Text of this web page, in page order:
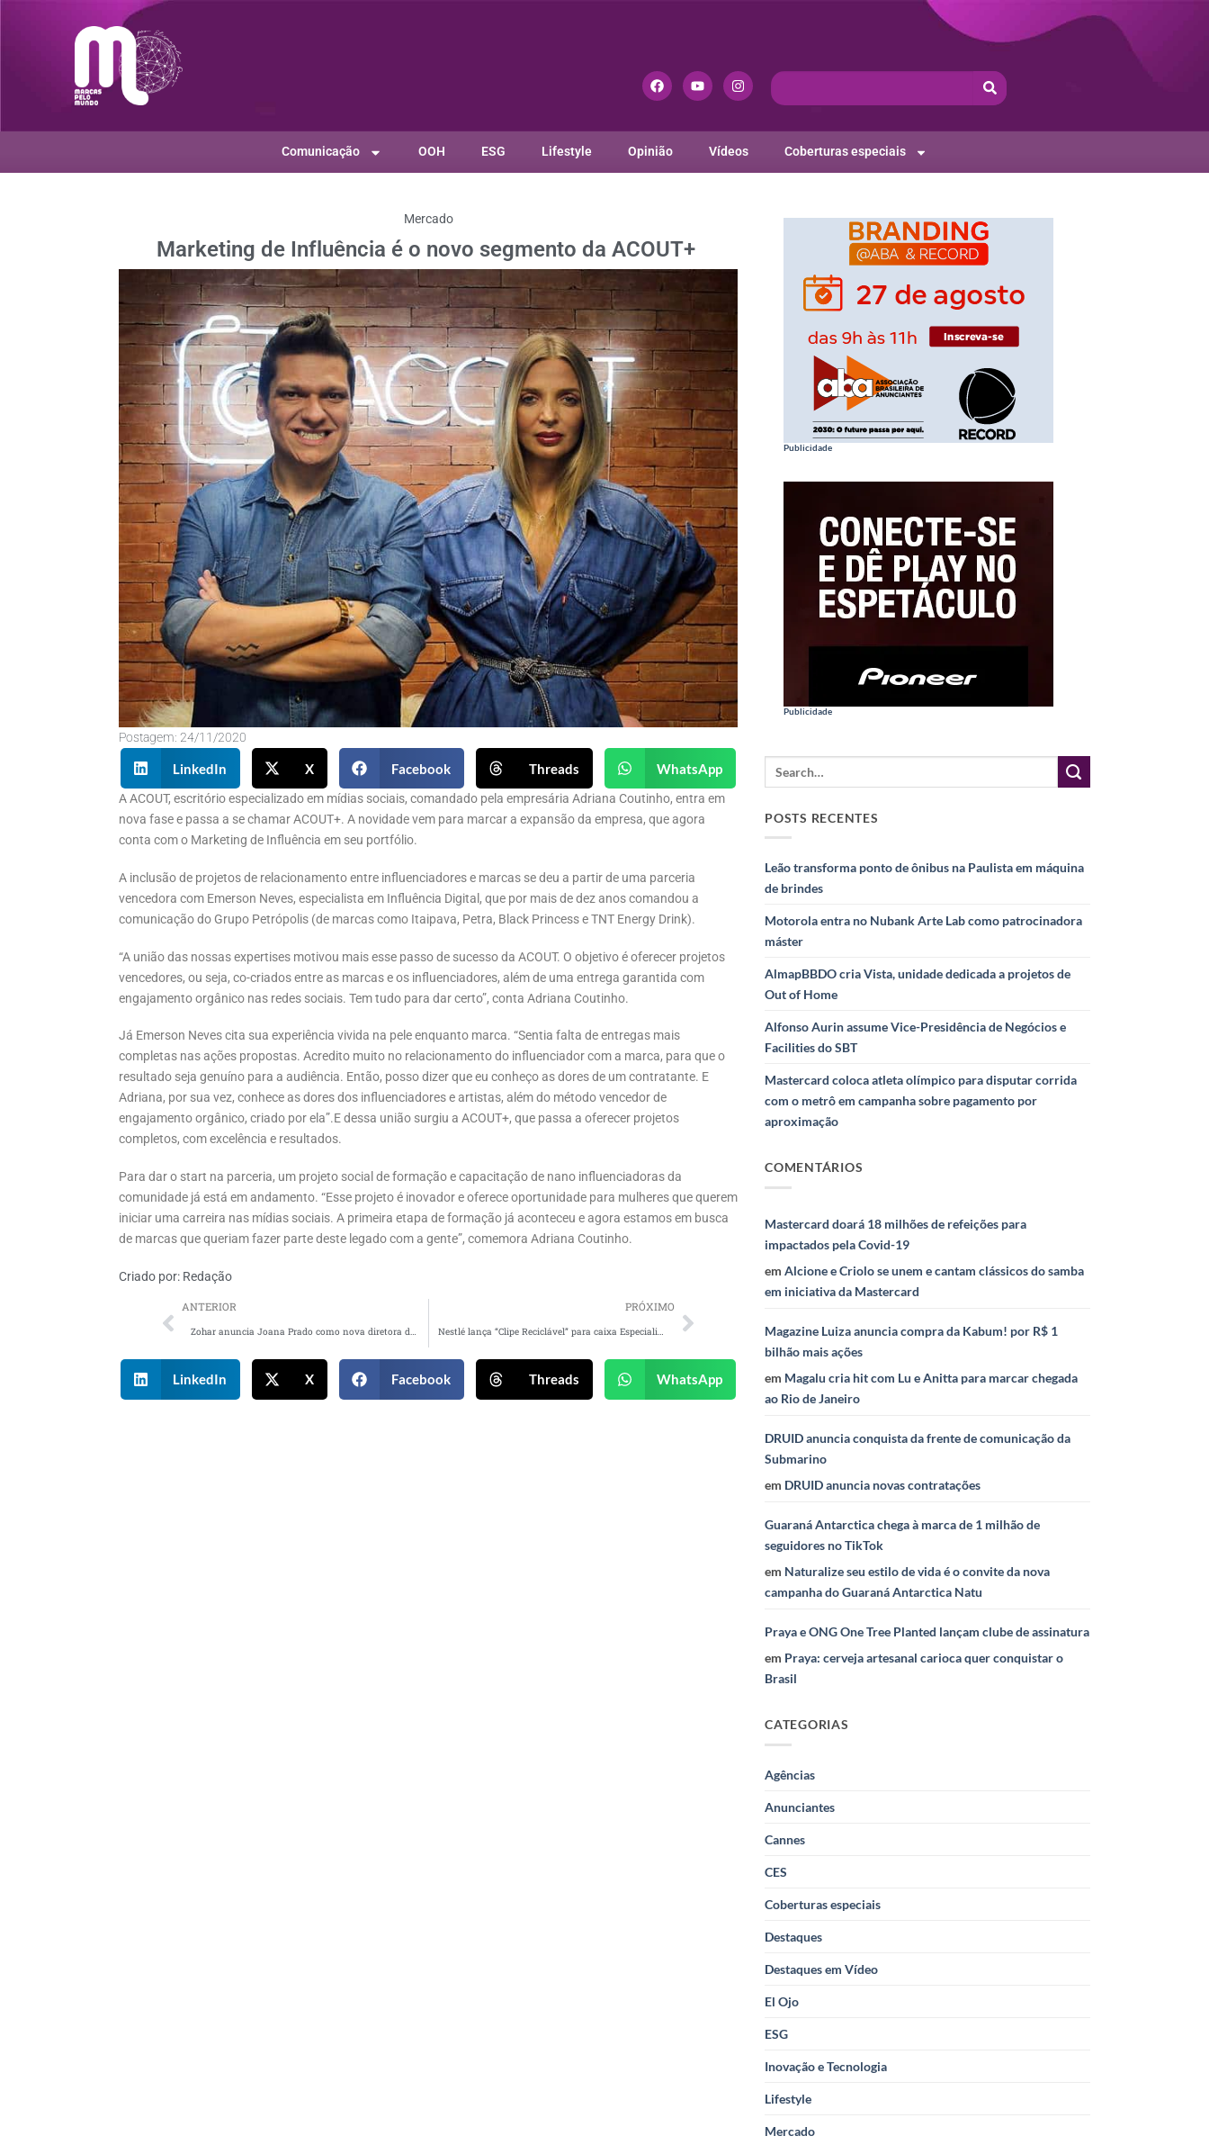
Comunicação OOH ESG Lifestyle Opinião Vídeos Coberturas especiais
Mercado
Marketing de Influência é o novo segmento da ACOUT+
Postagem: 24/11/2020
LinkedIn X Facebook Threads WhatsApp
A ACOUT, escritório especializado em mídias sociais, comandado pela empresária Adriana Coutinho, entra em
nova fase e passa a se chamar ACOUT+. A novidade vem para marcar a expansão da empresa, que agora
conta com o Marketing de Influência em seu portfólio.
A inclusão de projetos de relacionamento entre influenciadores e marcas se deu a partir de uma parceria
vencedora com Emerson Neves, especialista em Influência Digital, que por mais de dez anos comandou a
comunicação do Grupo Petrópolis (de marcas como Itaipava, Petra, Black Princess e TNT Energy Drink).
“A união das nossas expertises motivou mais esse passo de sucesso da ACOUT. O objetivo é oferecer projetos
vencedores, ou seja, co-criados entre as marcas e os influenciadores, além de uma entrega garantida com
engajamento orgânico nas redes sociais. Tem tudo para dar certo”, conta Adriana Coutinho.
Já Emerson Neves cita sua experiência vivida na pele enquanto marca. “Sentia falta de entregas mais
completas nas ações propostas. Acredito muito no relacionamento do influenciador com a marca, para que o
resultado seja genuíno para a audiência. Então, posso dizer que eu conheço as dores de um contratante. E
Adriana, por sua vez, conhece as dores dos influenciadores e artistas, além do método vencedor de
engajamento orgânico, criado por ela”.E dessa união surgiu a ACOUT+, que passa a oferecer projetos
completos, com excelência e resultados.
Para dar o start na parceria, um projeto social de formação e capacitação de nano influenciadoras da
comunidade já está em andamento. “Esse projeto é inovador e oferece oportunidade para mulheres que querem
iniciar uma carreira nas mídias sociais. A primeira etapa de formação já aconteceu e agora estamos em busca
de marcas que queriam fazer parte deste legado com a gente”, comemora Adriana Coutinho.
Criado por: Redação
ANTERIOR
Zohar anuncia Joana Prado como nova diretora de cena
PRÓXIMO
Nestlé lança “Clipe Reciclável” para caixa Especialidades
LinkedIn X Facebook Threads WhatsApp
Publicidade
Publicidade
POSTS RECENTES
Leão transforma ponto de ônibus na Paulista em máquina
de brindes
Motorola entra no Nubank Arte Lab como patrocinadora
máster
AlmapBBDO cria Vista, unidade dedicada a projetos de
Out of Home
Alfonso Aurin assume Vice-Presidência de Negócios e
Facilities do SBT
Mastercard coloca atleta olímpico para disputar corrida
com o metrô em campanha sobre pagamento por
aproximação
COMENTÁRIOS
Mastercard doará 18 milhões de refeições para
impactados pela Covid-19
emAlcione e Criolo se unem e cantam clássicos do samba
em iniciativa da Mastercard
Magazine Luiza anuncia compra da Kabum! por R$ 1
bilhão mais ações
em Magalu cria hit com Lu e Anitta para marcar chegada
ao Rio de Janeiro
DRUID anuncia conquista da frente de comunicação da
Submarino
em DRUID anuncia novas contratações
Guaraná Antarctica chega à marca de 1 milhão de
seguidores no TikTok
em Naturalize seu estilo de vida é o convite da nova
campanha do Guaraná Antarctica Natu
Praya e ONG One Tree Planted lançam clube de assinatura
em Praya: cerveja artesanal carioca quer conquistar o
Brasil
CATEGORIAS
Agências
Anunciantes
Cannes
CES
Coberturas especiais
Destaques
Destaques em Vídeo
El Ojo
ESG
Inovação e Tecnologia
Lifestyle
Mercado